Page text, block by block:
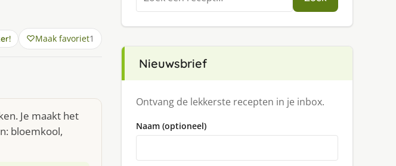
Maak favoriet1
Je maakt het
bloemkool,
naar:
Nieuwsbrief
Ontvang de lekkerste recepten in je inbox.
Naam (optioneel)